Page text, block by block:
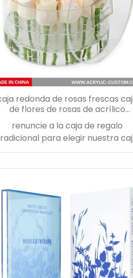
redonda de rosas frescas
de flores de rosas de acrílico
transparente
renuncie a la caja de regalo
para elegir nuestra
flores de rosas acrílicas. llena